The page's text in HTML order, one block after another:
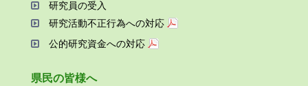
研究員の受⼊
研究活動不正⾏為への対応
公的研究資金への対応
県⺠の皆様へ